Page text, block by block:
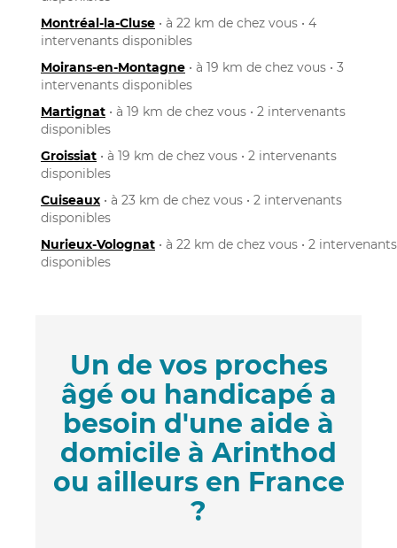
Montréal-la-Cluse • à 22 km de chez vous • 4
intervenants disponibles
Moirans-en-Montagne • à 19 km de chez vous • 3
intervenants disponibles
Martignat • à 19 km de chez vous • 2 intervenants
disponibles
Groissiat • à 19 km de chez vous • 2 intervenants
disponibles
Cuiseaux • à 23 km de chez vous • 2 intervenants
disponibles
Nurieux-Volognat • à 22 km de chez vous • 2 intervenants
disponibles
Un de vos proches
âgé ou handicapé a
besoin d'une aide à
domicile à Arinthod
ou ailleurs en France
?